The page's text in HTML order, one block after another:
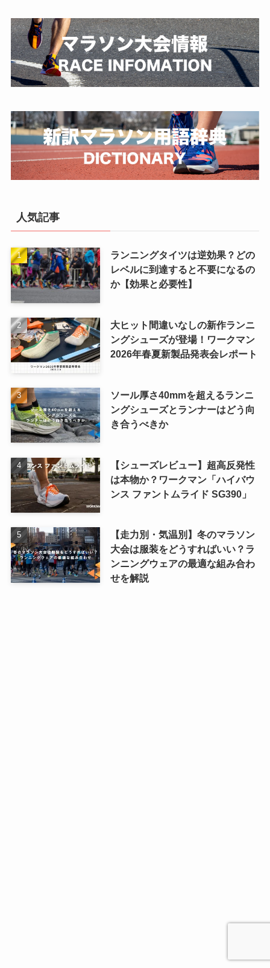
人気記事
ランニングタイツは逆効果？どの
レベルに到達すると不要になるの
か【効果と必要性】
大ヒット間違いなしの新作ランニ
ングシューズが登場！ワークマン
2026年春夏新製品発表会レポート
ソール厚さ40mmを超えるランニ
ングシューズとランナーはどう向
き合うべきか
【シューズレビュー】超高反発性
は本物か？ワークマン「ハイバウ
ンス ファントムライド SG390」
【走力別・気温別】冬のマラソン
大会は服装をどうすればいい？ラ
ンニングウェアの最適な組み合わ
せを解説